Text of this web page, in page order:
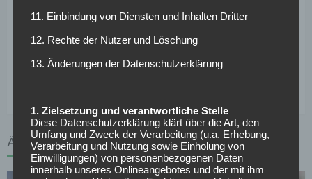
dem Verein die Daumen für eine weiterhin erfolgreiche
Zukunft.“
Weitere News und Transfergerüchte rund um den
ÄHNLICHE ARTIKEL
11. Einbindung von Diensten und Inhalten Dritter
12. Rechte der Nutzer und Löschung
13. Änderungen der Datenschutzerklärung
1. Zielsetzung und verantwortliche Stelle
Diese Datenschutzerklärung klärt über die Art, den
Umfang und Zweck der Verarbeitung (u.a. Erhebung,
Verarbeitung und Nutzung sowie Einholung von
Einwilligungen) von personenbezogenen Daten
innerhalb unseres Onlineangebotes und der mit ihm